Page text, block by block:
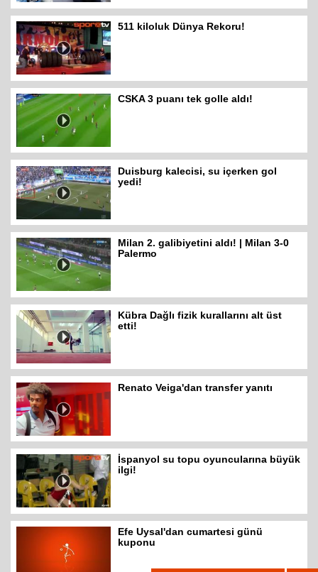
511 kiloluk Dünya Rekoru!
CSKA 3 puanı tek golle aldı!
Duisburg kalecisi, su içerken gol
yedi!
Milan 2. galibiyetini aldı! | Milan 3-0
Palermo
Kübra Dağlı fizik kurallarını alt üst
etti!
Renato Veiga'dan transfer yanıtı
İspanyol su topu oyuncularına büyük
ilgi!
Efe Uysal'dan cumartesi günü
kuponu